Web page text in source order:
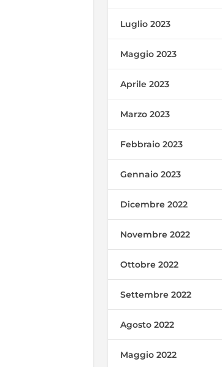
Luglio 2023
Maggio 2023
Aprile 2023
Marzo 2023
Febbraio 2023
Gennaio 2023
Dicembre 2022
Novembre 2022
Ottobre 2022
Settembre 2022
Agosto 2022
Maggio 2022